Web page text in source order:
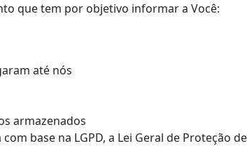
que tem por objetivo informar a Você:
até nós
armazenados
base na LGPD, a Lei Geral de Proteção